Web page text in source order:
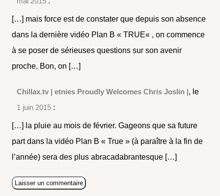
[…] mais force est de constater que depuis son absence
dans la dernière vidéo Plan B « TRUE« , on commence
à se poser de sérieuses questions sur son avenir
proche. Bon, on […]
Chillax.tv | etnies Proudly Welcomes Chris Joslin |, le
1 juin 2015 :
[…] la pluie au mois de février. Gageons que sa future
part dans la vidéo Plan B « True » (à paraître à la fin de
l’année) sera des plus abracadabrantesque […]